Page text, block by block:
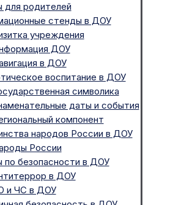
для родителей
стенды в ДОУ
учреждения
ДОУ
в ДОУ
воспитание в ДОУ
символика
даты и события
компонент
народов России в ДОУ
России
по безопасности в ДОУ
в ДОУ
и ЧС в ДОУ